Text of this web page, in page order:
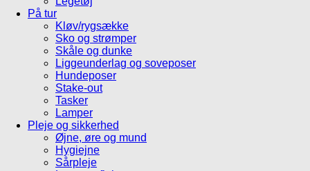
På tur
Kløv/rygsække
Sko og strømper
Skåle og dunke
Liggeunderlag og soveposer
Hundeposer
Stake-out
Tasker
Lamper
Pleje og sikkerhed
Øjne, øre og mund
Hygiejne
Sårpleje